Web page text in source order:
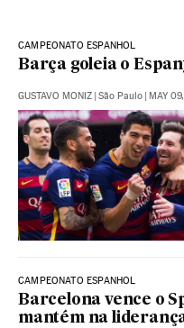
CAMPEONATO ESPANHOL
Barça goleia o
GUSTAVO MONIZ São Paulo MAY
CAMPEONATO ESPANHOL
Barcelona vence o
mantém na